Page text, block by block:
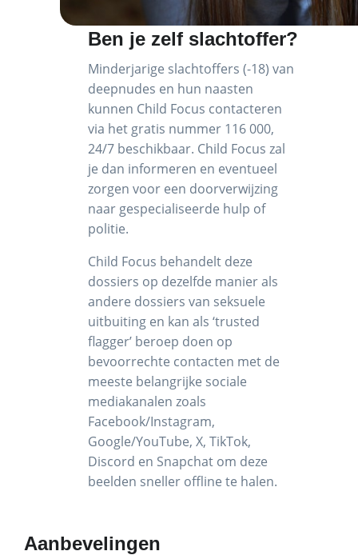
Ben je zelf slachtoffer?
Minderjarige slachtoffers (-18) van
deepnudes en hun naasten
kunnen Child Focus contacteren
via het gratis nummer 116 000,
24/7 beschikbaar. Child Focus zal
je dan informeren en eventueel
zorgen voor een doorverwijzing
naar gespecialiseerde hulp of
politie.
Child Focus behandelt deze
dossiers op dezelfde manier als
andere dossiers van seksuele
uitbuiting en kan als ‘trusted
flagger’ beroep doen op
bevoorrechte contacten met de
meeste belangrijke sociale
mediakanalen zoals
Facebook/Instagram,
Google/YouTube, X, TikTok,
Discord en Snapchat om deze
beelden sneller offline te halen.
Aanbevelingen